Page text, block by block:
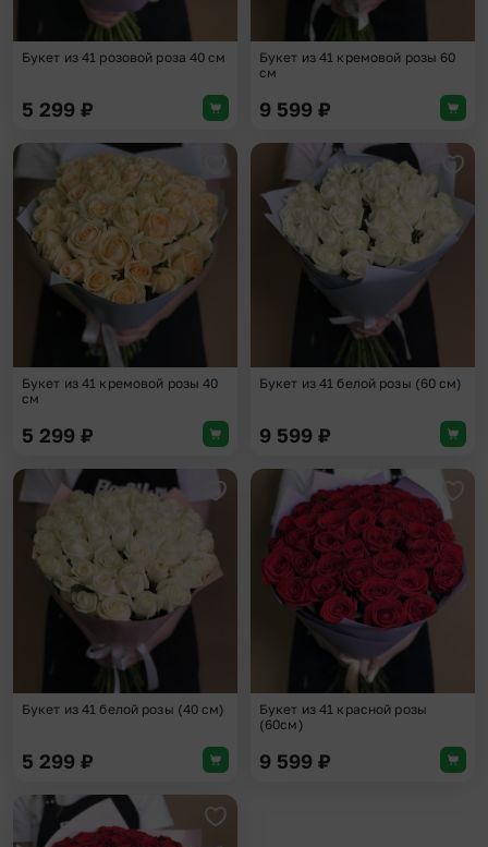
Букет из 41 розовой роза 40 см
5 299 ₽
Букет из 41 кремовой розы 60
см
9 599 ₽
Добавить в избранное
Букет из 41 кремовой розы 40
см
5 299 ₽
Букет из 41 белой розы (60 см)
9 599 ₽
Добавить в избранное
Букет из 41 белой розы (40 см)
5 299 ₽
Букет из 41 красной розы
(60см)
9 599 ₽